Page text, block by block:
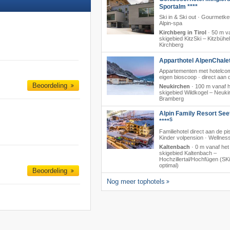
Beoordeling
Beoordeling
Sportalm ****
Ski in & Ski out ·
Alpin-spa
Kirchberg in Tirol· 50 m
skigebied KitzSki –
Kirchberg
Apparthotel
Appartementen met
eigen bioscoop · direct aan
Neukirchen · 100 m vanaf
skigebied Wildkogel –
Bramberg
Alpin Family Resort
****S
Familiehotel direct aan de
Kinder volpension ·
Kaltenbach · 0 m vanaf het
skigebied Kaltenbach –
Hochzillertal/​Hochfügen
optimal)
Nog meer tophotels